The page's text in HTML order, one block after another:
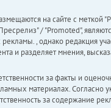
на сайте с меткой
/ "Promoted",
, однако редакция
и разделяет мнения,
за факты и
материалах. Согласно
за содержание